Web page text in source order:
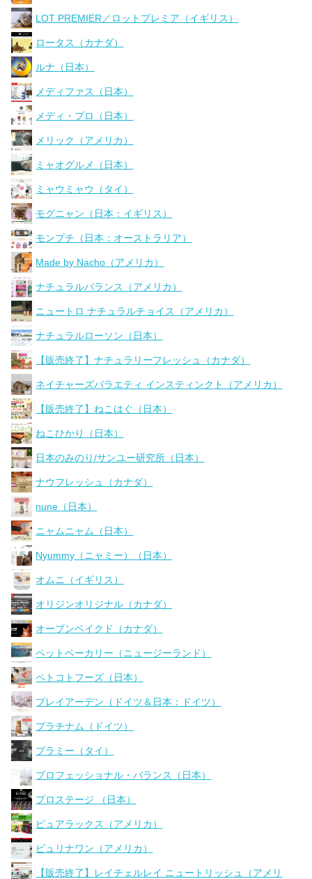
LOT PREMIER／ロットプレミア（イギリス）
ロータス（カナダ）
ルナ（日本）
メディファス（日本）
メディ・プロ（日本）
メリック（アメリカ）
ミャオグルメ（日本）
ミャウミャウ（タイ）
モグニャン（日本：イギリス）
モンプチ（日本：オーストラリア）
Made by Nacho（アメリカ）
ナチュラルバランス（アメリカ）
ニュートロ ナチュラルチョイス（アメリカ）
ナチュラルローソン（日本）
【販売終了】ナチュラリーフレッシュ（カナダ）
ネイチャーズバラエティ インスティンクト（アメリカ）
【販売終了】ねこはぐ（日本）
ねこひかり（日本）
日本のみのり/サンユー研究所（日本）
ナウフレッシュ（カナダ）
nune（日本）
ニャムニャム（日本）
Nyummy（ニャミー）（日本）
オムニ（イギリス）
オリジンオリジナル（カナダ）
オーブンベイクド（カナダ）
ペットベーカリー（ニュージーランド）
ペトコトフーズ（日本）
プレイアーデン（ドイツ＆日本：ドイツ）
プラチナム（ドイツ）
プラミー（タイ）
プロフェッショナル・バランス（日本）
プロステージ （日本）
ピュアラックス（アメリカ）
ピュリナワン（アメリカ）
【販売終了】レイチェルレイ ニュートリッシュ（アメリ